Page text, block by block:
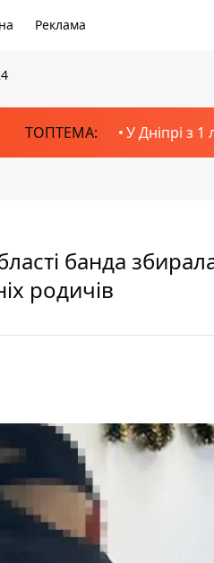
Реклама
ТОПТЕМА: У Дніпрі з
банда
родичів